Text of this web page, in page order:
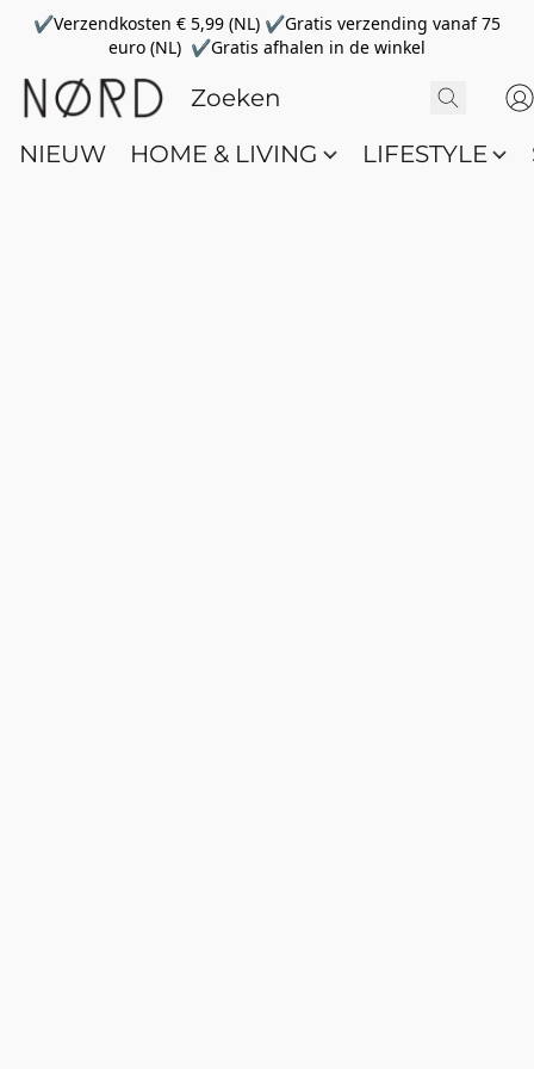
✔Verzendkosten € 5,99 (NL) ✔Gratis verzending vanaf 75
euro (NL) ✔Gratis afhalen in de winkel
NIEUW HOME & LIVING LIFESTYLE